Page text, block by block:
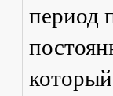
период